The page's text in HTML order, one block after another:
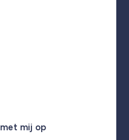
mij op